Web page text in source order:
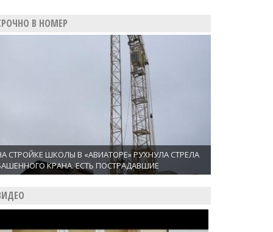
В НОМЕР
СТРОЙКЕ ШКОЛЫ В «АВИАТОРЕ» РУХНУЛА СТРЕЛА
КРАНА. ЕСТЬ ПОСТРАДАВШИЕ